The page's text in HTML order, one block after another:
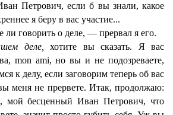
Петрович, если б вы знали, какое
я беру в вас участие...
говорить о деле, — прервал я его.
деле,хотите вы сказать. Я вас
mon ami, но вы и не подозреваете,
к делу, если заговорим теперь об вас
меня не прервете. Итак, продолжаю:
мой бесценный Иван Петрович, что